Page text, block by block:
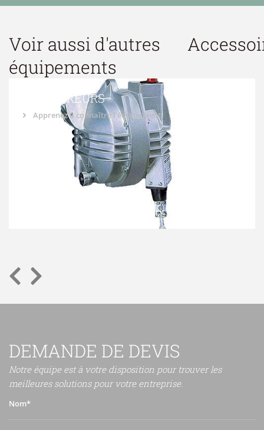
Voir aussi d'autres
équipements
ÉQUILIBREURS
Apprenez à connaître l'équipement
DEMANDE DE DEVIS
Notre équipe est à votre disposition pour trouver les
meilleures solutions pour votre entreprise.
Nom*